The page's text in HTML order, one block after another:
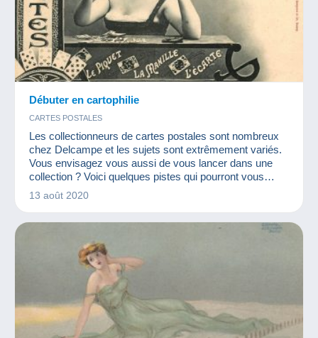
Débuter en cartophilie
CARTES POSTALES
Les collectionneurs de cartes postales sont nombreux
chez Delcampe et les sujets sont extrêmement variés.
Vous envisagez vous aussi de vous lancer dans une
collection ? Voici quelques pistes qui pourront vous
aider à déterminer votre sujet préféré ?
13 août 2020